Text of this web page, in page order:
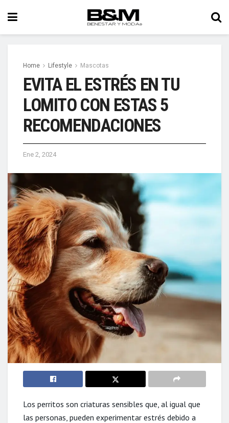
Home Lifestyle Mascotas
EVITA EL ESTRÉS EN TU
LOMITO CON ESTAS 5
RECOMENDACIONES
Ene 2, 2024
Los perritos son criaturas sensibles que, al igual que
las personas, pueden experimentar estrés debido a